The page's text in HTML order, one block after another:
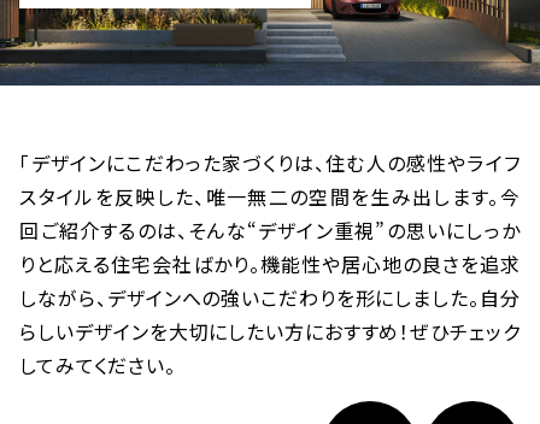
「デザインにこだわった家づくりは、住む人の感性やライフ
スタイルを反映した、唯一無二の空間を生み出します。今
回ご紹介するのは、そんな“デザイン重視”の思いにしっか
りと応える住宅会社ばかり。機能性や居心地の良さを追求
しながら、デザインへの強いこだわりを形にしました。自分
らしいデザインを大切にしたい方におすすめ！ぜひチェック
してみてください。